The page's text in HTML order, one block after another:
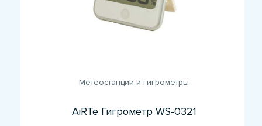
Метеостанции и гигрометры
AiRTe Гигрометр WS-0321